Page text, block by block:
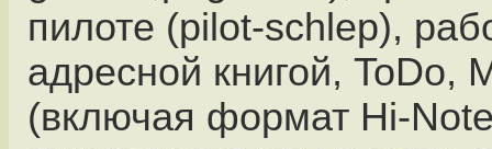
пилоте (pilot-schlep),
адресной книгой, ToDo,
(включая формат Hi-